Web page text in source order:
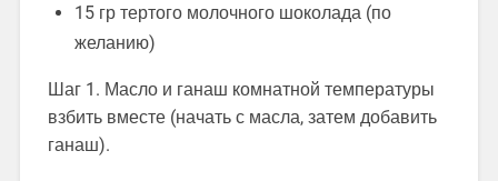
15 гр тертого молочного шоколада (по
желанию)
Шаг 1. Масло и ганаш комнатной температуры
взбить вместе (начать с масла, затем добавить
ганаш).